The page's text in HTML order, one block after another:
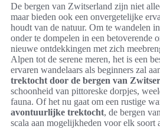
De bergen van Zwitserland zijn niet
maar bieden ook een onvergetelijke
houdt van de natuur. Om te wandelen
onder te dompelen in een betoverende
nieuwe ontdekkingen met zich
Alpen tot de serene meren, het is een
ervaren wandelaars als beginners zal
trektocht door de bergen van
schoonheid van pittoreske dorpjes,
fauna. Of het nu gaat om een rustige
avontuurlijke trektocht, de bergen
scala aan mogelijkheden voor elk soort